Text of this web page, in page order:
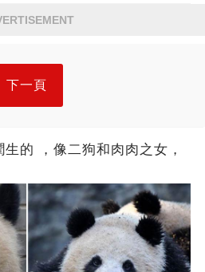
下一頁
的 ​​，像二狗和肉肉之女，